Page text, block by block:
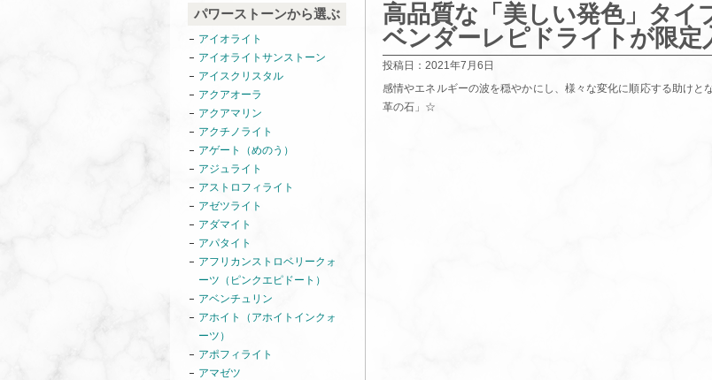
高品質な「美しい発色」タイ
ベンダーレピドライトが限定
投稿日：2021年7月6日
感情やエネルギーの波を穏やかにし、様々な変化に順応する助けと
革の石」☆
パワーストーンから選ぶ
アイオライト
アイオライトサンストーン
アイスクリスタル
アクアオーラ
アクアマリン
アクチノライト
アゲート（めのう）
アジュライト
アストロフィライト
アゼツライト
アダマイト
アパタイト
アフリカンストロベリークォ
ーツ（ピンクエピドート）
アベンチュリン
アホイト（アホイトインクォ
ーツ）
アポフィライト
アマゼツ